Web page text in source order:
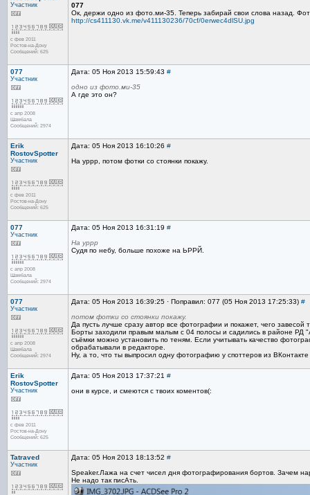
Участник
с фев 2011
Ростов-на-Дону
Сообщений: 625
077
Ок, держи одно из фото.ми-35. Теперь забирай свои слова назад.
http://cs411130.vk.me/v411130236/70cf/0erwec4dlSU.jpg
077
Участник
с апр 2008
Шамбала
Сообщений: 2974
Дата: 05 Ноя 2013 15:59:43 #
одно из фото.ми-35
А где это он?
Erik
RostovSpotter
Участник
с фев 2011
Ростов-на-Дону
Сообщений: 625
Дата: 05 Ноя 2013 16:10:26 #
На уррр, потом фотки со стоянки покажу.
077
Участник
с апр 2008
Шамбала
Сообщений: 2974
Дата: 05 Ноя 2013 16:31:19 #
На уррр
Судя по небу, больше похоже на ЬРРЙ.
077
Участник
с апр 2008
Шамбала
Сообщений: 2974
Дата: 05 Ноя 2013 16:39:25 · Поправил: 077 (05 Ноя 2013 17:25:33) #
потом фотки со стоянки покажу.
Да пусть лучше сразу автор все фотографии и покажет, чего завесой
Борты заходили правым малым с 04 полосы и садились в районе РД
съёмки можно установить по теням. Если учитывать качество
обрабатывали в редакторе.
Ну, а то, что ты выпросил одну фотографию у споттеров из
Erik
RostovSpotter
Участник
с фев 2011
Ростов-на-Дону
Сообщений: 625
Дата: 05 Ноя 2013 17:37:21 #
они в курсе, и смеются с твоих коментов(:
Tatraved
Участник
Дата: 05 Ноя 2013 18:13:52 #
Speaker.Лажа на счет чисел дня фотографирования бортов. Зачем
Не надо так писАть.